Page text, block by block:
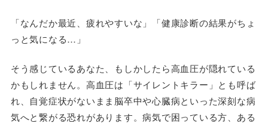
「なんだか最近、疲れやすいな」「健康診断の結果がちょ
っと気になる…」
そう感じているあなた、もしかしたら高血圧が隠れている
かもしれません。高血圧は「サイレントキラー」とも呼ば
れ、自覚症状がないまま脳卒中や心臓病といった深刻な病
気へと繋がる恐れがあります。病気で困っている方、ある